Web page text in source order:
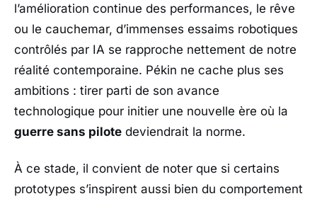
l’amélioration continue des performances, le rêve
ou le cauchemar, d’immenses essaims robotiques
contrôlés par IA se rapproche nettement de notre
réalité contemporaine. Pékin ne cache plus ses
ambitions : tirer parti de son avance
technologique pour initier une nouvelle ère où la
guerre sans pilote deviendrait la norme.
À ce stade, il convient de noter que si certains
prototypes s’inspirent aussi bien du comportement